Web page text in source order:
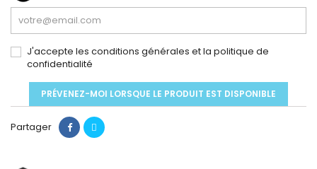
J'accepte les conditions générales et la politique de
confidentialité
PRÉVENEZ-MOI LORSQUE LE PRODUIT EST DISPONIBLE
Partager